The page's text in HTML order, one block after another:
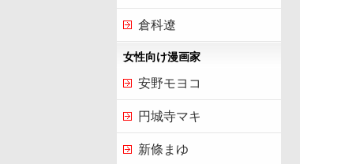
倉科遼
女性向け漫画家
安野モヨコ
円城寺マキ
新條まゆ